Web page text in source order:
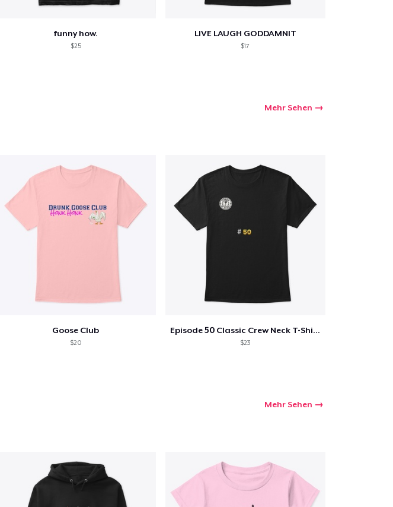
funny how.
$25
LIVE LAUGH GODDAMNIT
$17
Mehr Sehen
Goose Club
$20
Episode 50 Classic Crew Neck T-Shirt
$23
Mehr Sehen